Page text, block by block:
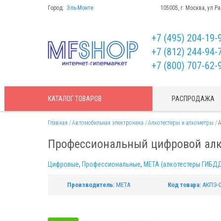
Город: Эль-Монте 105005, г. Москва,
+7 (495) 204-19-
+7 (812) 244-94-
+7 (800) 707-62-
КАТАЛОГТОВАРОВ РАСПРОДАЖА
Главная Автомобильная электроника Алкотестеры и алкометры
Профессиональный цифровой
Цифровые, Профессиональные, МЕТА (алкотестеры
Производитель: МЕТА Код товара: АКПЭ-